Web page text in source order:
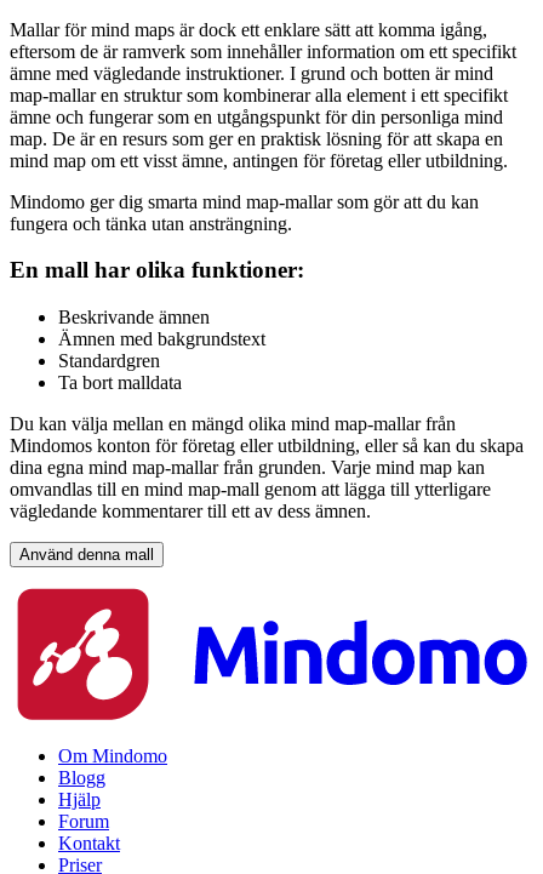
Mallar för mind maps är dock ett enklare sätt att komma igång,
eftersom de är ramverk som innehåller information om ett specifikt
ämne med vägledande instruktioner. I grund och botten är mind
map-mallar en struktur som kombinerar alla element i ett specifikt
ämne och fungerar som en utgångspunkt för din personliga mind
map. De är en resurs som ger en praktisk lösning för att skapa en
mind map om ett visst ämne, antingen för företag eller utbildning.
Mindomo ger dig smarta mind map-mallar som gör att du kan
fungera och tänka utan ansträngning.
En mall har olika funktioner:
Beskrivande ämnen
Ämnen med bakgrundstext
Standardgren
Ta bort malldata
Du kan välja mellan en mängd olika mind map-mallar från
Mindomos konton för företag eller utbildning, eller så kan du skapa
dina egna mind map-mallar från grunden. Varje mind map kan
omvandlas till en mind map-mall genom att lägga till ytterligare
vägledande kommentarer till ett av dess ämnen.
Använd denna mall
Om Mindomo
Blogg
Hjälp
Forum
Kontakt
Priser